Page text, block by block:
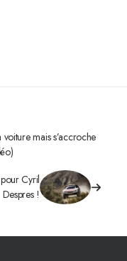
mais s’accroche
Cyril
Despres !